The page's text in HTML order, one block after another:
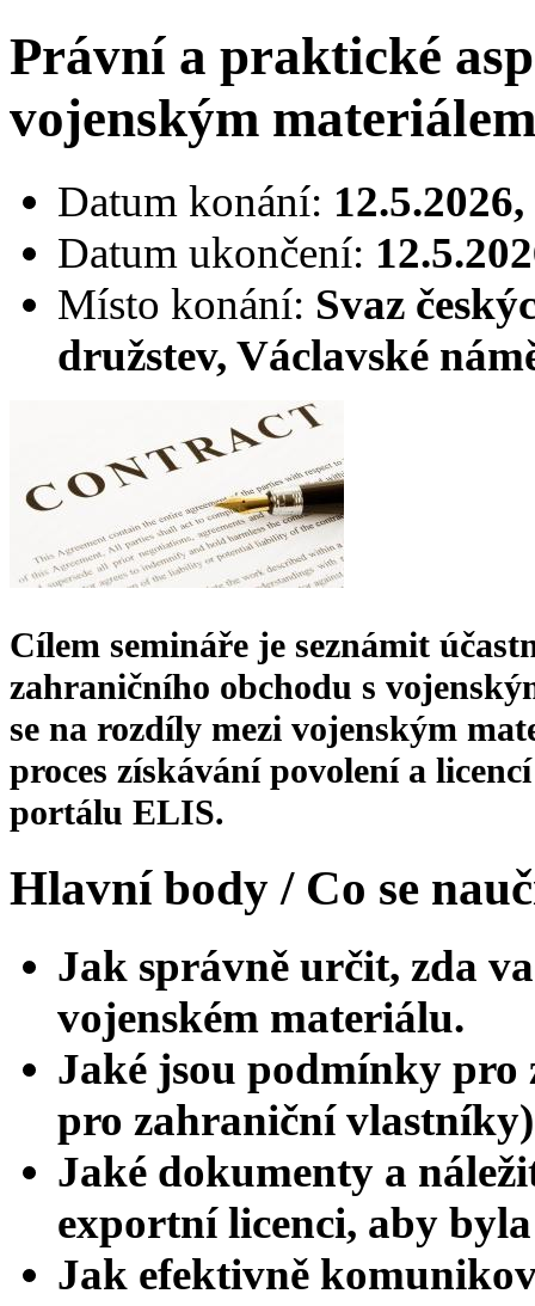
Právní a praktické
vojenským materiálem
Datum konání:
Datum ukončení:
Místo konání: Svaz
družstev, Václavské
Cílem semináře je seznámit
zahraničního obchodu s
se na rozdíly mezi vojenským
proces získávání povolení a
portálu ELIS.
Hlavní body / Co se
Jak správně určit, zda
vojenském materiálu.
Jaké jsou podmínky pro
pro zahraniční
Jaké dokumenty a
exportní licenci, aby
Jak efektivně